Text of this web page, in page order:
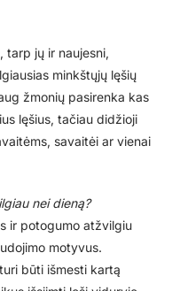
tarp jų ir naujesni,
minkštųjų lęšių
žmonių pasirenka kas
lęšius, tačiau didžioji
savaitėi ar vienai
nei dieną?
ir potogumo atžvilgiu
motyvus.
būti išmesti kartą